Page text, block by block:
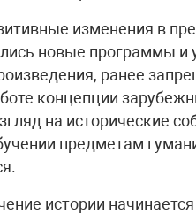
изменения в
новые программы и
ранее
концепции
на исторические
предметам
истории